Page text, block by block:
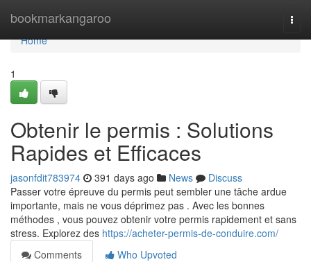
bookmarkangaroo
Home
Home
1
Obtenir le permis : Solutions
Rapides et Efficaces
jasonfdit783974 391 days ago News
Discuss
Passer votre épreuve du permis peut sembler une tâche ardue
importante, mais ne vous déprimez pas . Avec les bonnes
méthodes , vous pouvez obtenir votre permis rapidement et sans
stress. Explorez des https://acheter-permis-de-conduire.com/
Comments
Who Upvoted